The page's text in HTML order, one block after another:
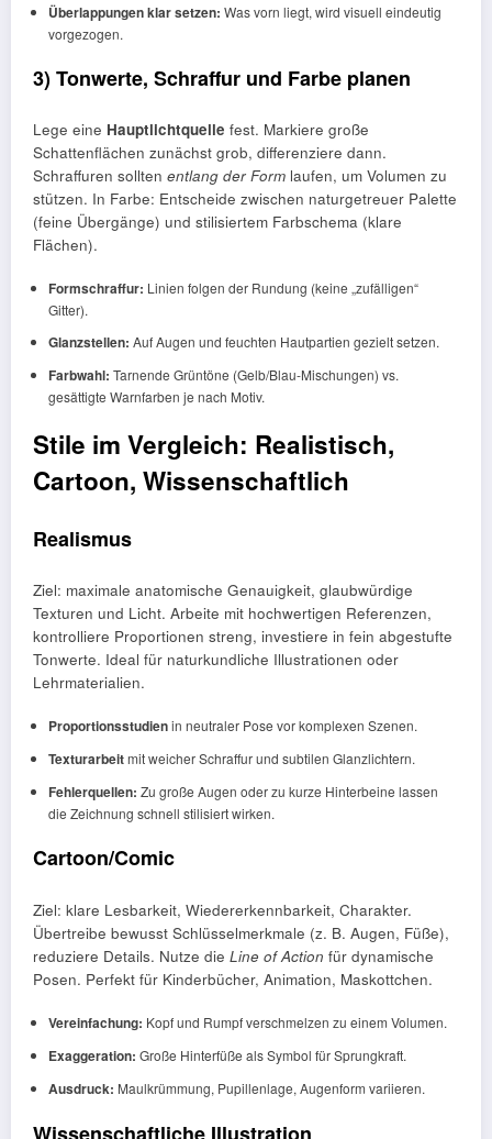
Überlappungen klar setzen: Was vorn liegt, wird visuell eindeutig
vorgezogen.
3) Tonwerte, Schraffur und Farbe planen
Lege eine Hauptlichtquelle fest. Markiere große
Schattenflächen zunächst grob, differenziere dann.
Schraffuren sollten entlang der Form laufen, um Volumen zu
stützen. In Farbe: Entscheide zwischen naturgetreuer Palette
(feine Übergänge) und stilisiertem Farbschema (klare
Flächen).
Formschraffur: Linien folgen der Rundung (keine „zufälligen“
Gitter).
Glanzstellen: Auf Augen und feuchten Hautpartien gezielt setzen.
Farbwahl: Tarnende Grüntöne (Gelb/Blau-Mischungen) vs.
gesättigte Warnfarben je nach Motiv.
Stile im Vergleich: Realistisch,
Cartoon, Wissenschaftlich
Realismus
Ziel: maximale anatomische Genauigkeit, glaubwürdige
Texturen und Licht. Arbeite mit hochwertigen Referenzen,
kontrolliere Proportionen streng, investiere in fein abgestufte
Tonwerte. Ideal für naturkundliche Illustrationen oder
Lehrmaterialien.
Proportionsstudienin neutraler Pose vor komplexen Szenen.
Texturarbeitmit weicher Schraffur und subtilen Glanzlichtern.
Fehlerquellen: Zu große Augen oder zu kurze Hinterbeine lassen
die Zeichnung schnell stilisiert wirken.
Cartoon/Comic
Ziel: klare Lesbarkeit, Wiedererkennbarkeit, Charakter.
Übertreibe bewusst Schlüsselmerkmale (z. B. Augen, Füße),
reduziere Details. Nutze die Line of Action für dynamische
Posen. Perfekt für Kinderbücher, Animation, Maskottchen.
Vereinfachung: Kopf und Rumpf verschmelzen zu einem Volumen.
Exaggeration: Große Hinterfüße als Symbol für Sprungkraft.
Ausdruck: Maulkrümmung, Pupillenlage, Augenform variieren.